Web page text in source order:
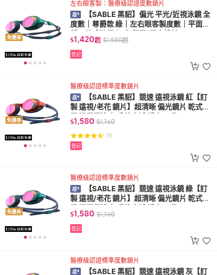
免運券
左右眼客製：醫療級認證度數鏡片
【SABLE 黑貂】偏光 平光/近視泳鏡 全
度數｜尊爵款 綠｜左右眼客製度數｜平面
鏡・乾式防霧｜1年保固(不含鏡片)
$1,420起 $1,580起
登記
免運券
醫療級認證標準度數鏡片
【SABLE 黑貂】競速 遠視泳鏡 紅【訂
製 遠視/老花 鏡片】超清晰 偏光鏡片 乾式防
霧 眼罩不進水 戶外水域 鐵人三項 ZH-700R
P
$1,580 $1,760
(1)
登記
免運券
醫療級認證標準度數鏡片
【SABLE 黑貂】競速 遠視泳鏡 綠【訂
製 遠視/老花 鏡片】超清晰 偏光鏡片 乾式防
霧 眼罩不進水 戶外水域 鐵人三項 ZH-700R
P
$1,580 $1,760
登記
醫療級認證標準度數鏡片
【SABLE 黑貂】競速 遠視泳鏡 灰【訂